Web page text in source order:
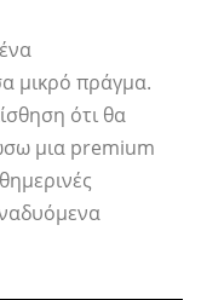
μικρό πράγμα.
ότι θα
μια premium